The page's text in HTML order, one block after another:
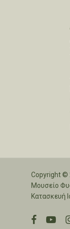
Copyright ©
Μουσείο
Κατασκευή
facebook